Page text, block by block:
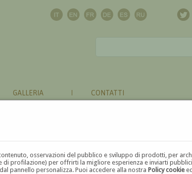
osservazioni del pubblico e sviluppo di prodotti, per
di profilazione) per offrirti la migliore esperienza e inviarti
pannello personalizza. Puoi accedere alla nostraPolicy cookie
GALLERIA CONTATTI